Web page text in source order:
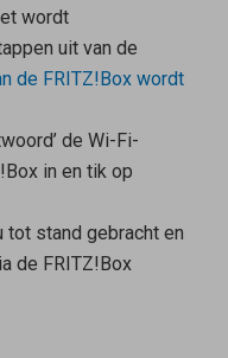
wordt
uit van de
de FRITZ!Box wordt
de Wi-Fi-
in en tik op
tot stand gebracht en
de FRITZ!Box